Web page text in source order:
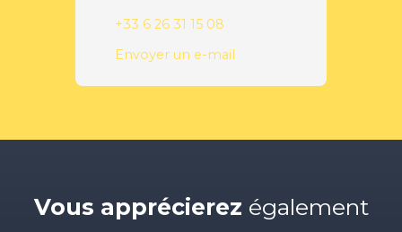
+33 6 26 31 15 08
Envoyer un e-mail
Vous apprécierez également